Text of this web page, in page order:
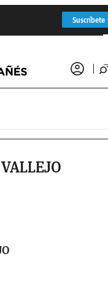
Suscríbete